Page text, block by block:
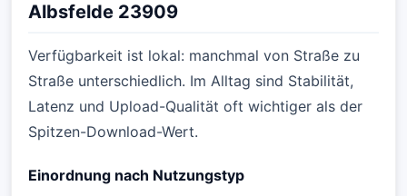
Albsfelde 23909
Verfügbarkeit ist lokal: manchmal von Straße zu
Straße unterschiedlich. Im Alltag sind Stabilität,
Latenz und Upload-Qualität oft wichtiger als der
Spitzen-Download-Wert.
Einordnung nach Nutzungstyp